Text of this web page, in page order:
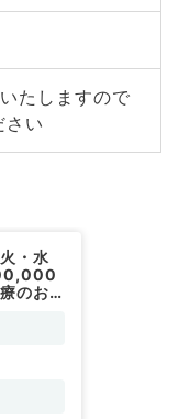
たしますので
さい
・水
のお